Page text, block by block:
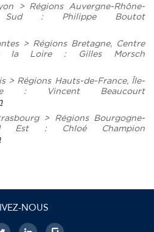
> Régions Auvergne-Rhône-
: Philippe Boutot
> Régions Bretagne, Centre
la Loire : Gilles Morsch
> Régions Hauts-de-France, Île-
: Vincent Beaucourt
> Régions Bourgogne-
Est : Chloé Champion
NOUS